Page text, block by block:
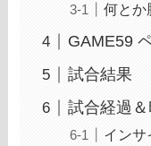
何とか
GAME59
試合結果
試合経過
インサ